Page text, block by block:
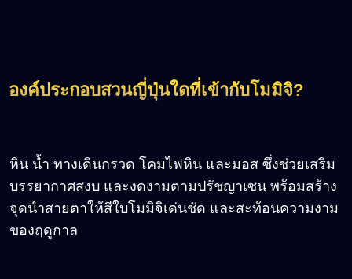
องค์ประกอบสวนญี่ปุ่นใดที่เข้ากับโมมิจิ?
หิน น้ำ ทางเดินกรวด โคมไฟหิน และมอส ซึ่งช่วยเสริม
บรรยากาศสงบ และงดงามตามปรัชญาเซน พร้อมสร้าง
จุดนำสายตาให้สีใบโมมิจิเด่นชัด และสะท้อนความงาม
ของฤดูกาล